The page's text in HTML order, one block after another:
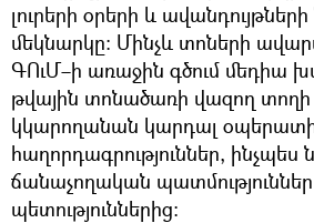
լուրերի օրերի և
մեկնարկը։ Մինչև տոների
ԳՈւՄ–ի առաջին գծում մեդիա
թվային տոնածառի վազող տողի
կկարողանան կարդալ
հաղորդագրություններ,
ճանաչողական
պետություններից։